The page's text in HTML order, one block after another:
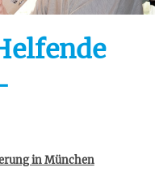
in München